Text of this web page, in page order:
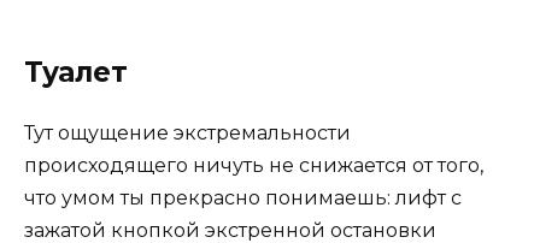
Туалет
Тут ощущение экстремальности
происходящего ничуть не снижается от того,
что умом ты прекрасно понимаешь: лифт с
зажатой кнопкой экстренной остановки